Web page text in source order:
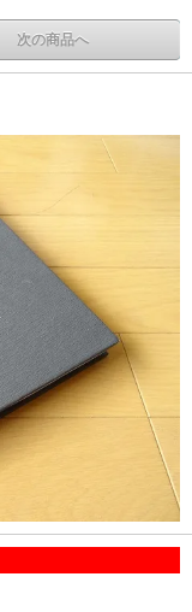
次の商品へ